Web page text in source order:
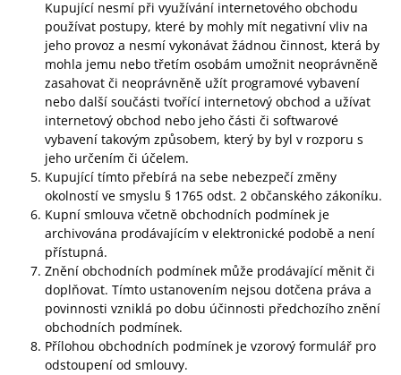
Kupující nesmí při využívání internetového obchodu
používat postupy, které by mohly mít negativní vliv na
jeho provoz a nesmí vykonávat žádnou činnost, která by
mohla jemu nebo třetím osobám umožnit neoprávněně
zasahovat či neoprávněně užít programové vybavení
nebo další součásti tvořící internetový obchod a užívat
internetový obchod nebo jeho části či softwarové
vybavení takovým způsobem, který by byl v rozporu s
jeho určením či účelem.
Kupující tímto přebírá na sebe nebezpečí změny
okolností ve smyslu § 1765 odst. 2 občanského zákoníku.
Kupní smlouva včetně obchodních podmínek je
archivována prodávajícím v elektronické podobě a není
přístupná.
Znění obchodních podmínek může prodávající měnit či
doplňovat. Tímto ustanovením nejsou dotčena práva a
povinnosti vzniklá po dobu účinnosti předchozího znění
obchodních podmínek.
Přílohou obchodních podmínek je vzorový formulář pro
odstoupení od smlouvy.